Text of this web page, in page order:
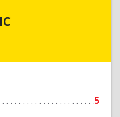
5
Новочеркасск г,